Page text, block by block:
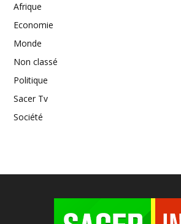
Afrique
Economie
Monde
Non classé
Politique
Sacer Tv
Société